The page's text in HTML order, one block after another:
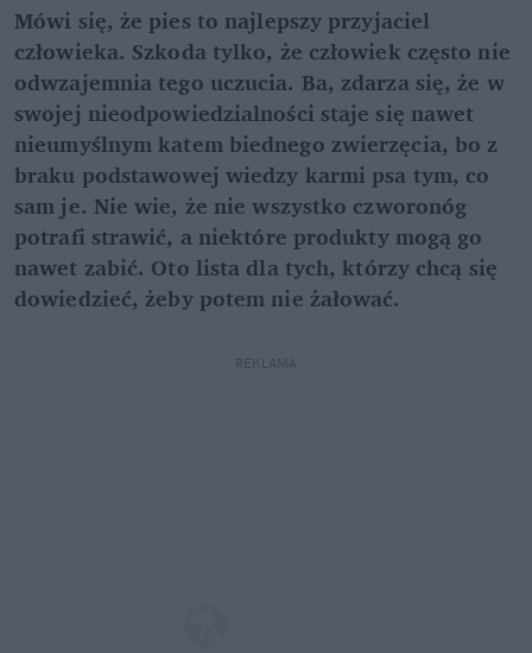
Mówi się, że pies to najlepszy przyjaciel
człowieka. Szkoda tylko, że człowiek często nie
odwzajemnia tego uczucia. Ba, zdarza się, że w
swojej nieodpowiedzialności staje się nawet
nieumyślnym katem biednego zwierzęcia, bo z
braku podstawowej wiedzy karmi psa tym, co
sam je. Nie wie, że nie wszystko czworonóg
potrafi strawić, a niektóre produkty mogą go
nawet zabić. Oto lista dla tych, którzy chcą się
dowiedzieć, żeby potem nie żałować.
REKLAMA